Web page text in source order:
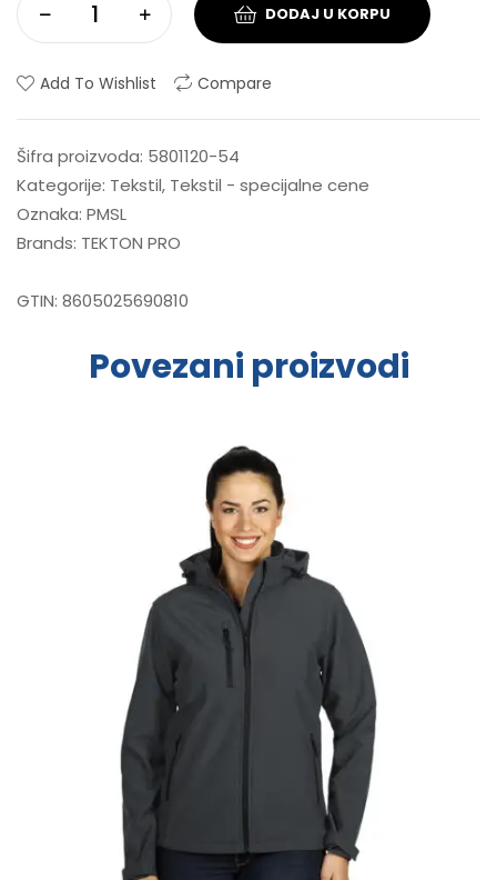
DODAJ U KORPU
Add To Wishlist Compare
Šifra proizvoda: 5801120-54
Kategorije: Tekstil, Tekstil - specijalne cene
Oznaka: PMSL
Brands: TEKTON PRO
GTIN: 8605025690810
Povezani proizvodi